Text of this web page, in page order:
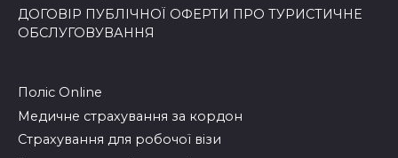
ДОГОВІР ПУБЛІЧНОЇ ОФЕРТИ ПРО ТУРИСТИЧНЕ
ОБСЛУГОВУВАННЯ
Поліс Online
Медичне страхування за кордон
Страхування для робочої візи